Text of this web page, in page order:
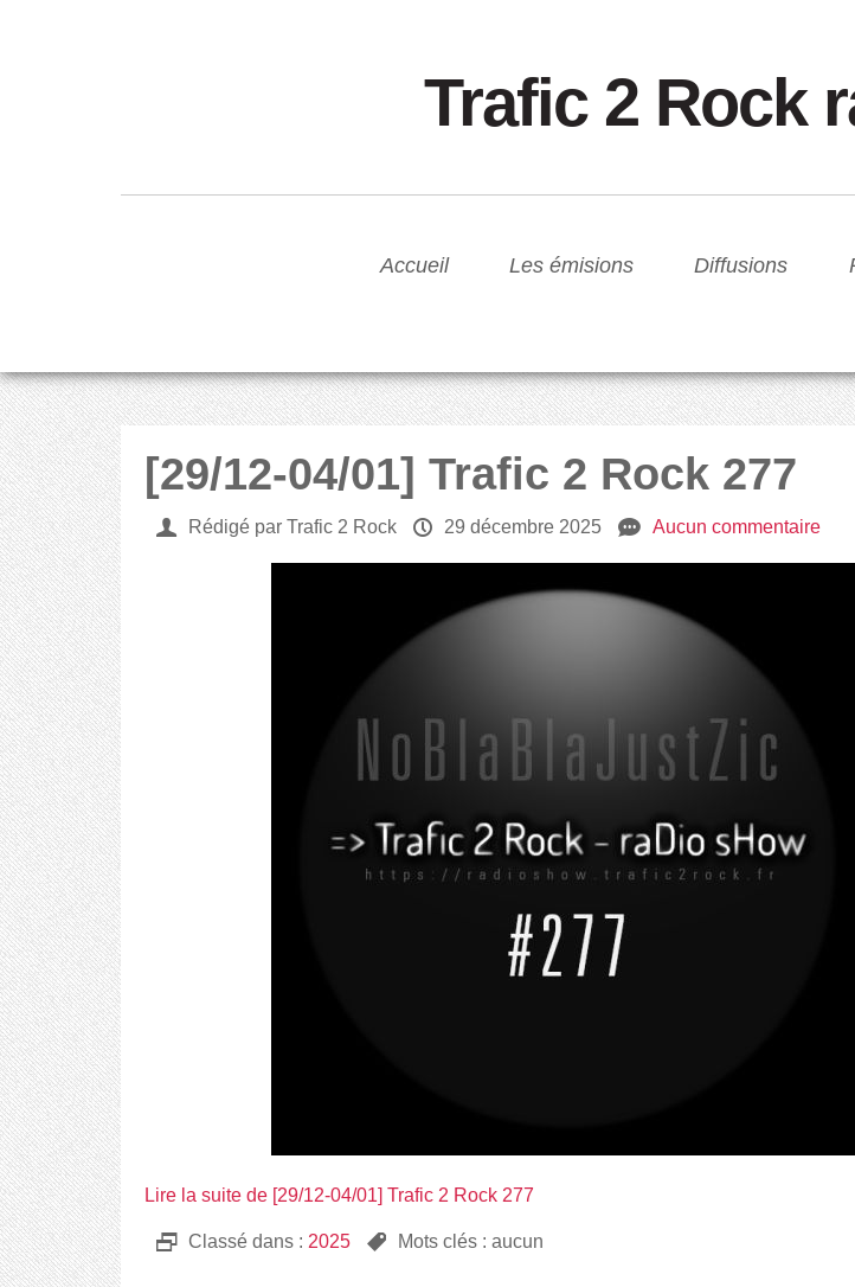
Trafic 2 Rock
Accueil Les émisions Diffusions
[29/12-04/01] Trafic 2 Rock 277
U Rédigé par Trafic 2 Rock P 29 décembre 2025 e Aucun commentaire
Lire la suite de [29/12-04/01] Trafic 2 Rock 277
D Classé dans : 2025 , Mots clés : aucun